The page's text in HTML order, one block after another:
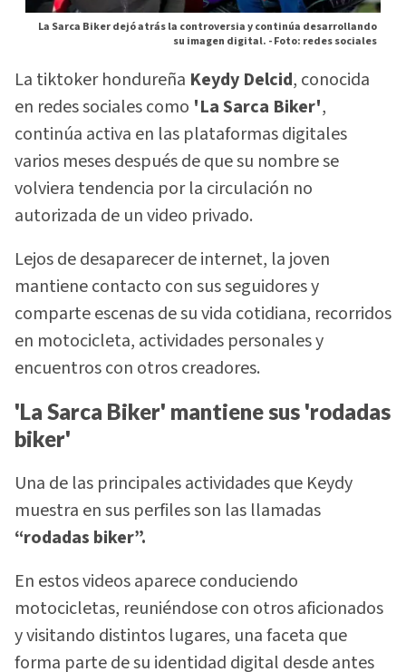
La Sarca Biker dejó atrás la controversia y continúa desarrollando
su imagen digital. -Foto: redes sociales
La tiktoker hondureña Keydy Delcid, conocida
en redes sociales como 'La Sarca Biker',
continúa activa en las plataformas digitales
varios meses después de que su nombre se
volviera tendencia por la circulación no
autorizada de un video privado.
Lejos de desaparecer de internet, la joven
mantiene contacto con sus seguidores y
comparte escenas de su vida cotidiana, recorridos
en motocicleta, actividades personales y
encuentros con otros creadores.
'La Sarca Biker' mantiene sus 'rodadas
biker'
Una de las principales actividades que Keydy
muestra en sus perfiles son las llamadas
“rodadas biker”.
En estos videos aparece conduciendo
motocicletas, reuniéndose con otros aficionados
y visitando distintos lugares, una faceta que
forma parte de su identidad digital desde antes